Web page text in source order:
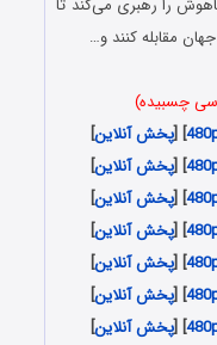
را رهبری می‌کند تا
مقابله کنند و…
چسبیده)
] [پخش آنلاین]
] [پخش آنلاین]
] [پخش آنلاین]
] [پخش آنلاین]
] [پخش آنلاین]
] [پخش آنلاین]
] [پخش آنلاین]